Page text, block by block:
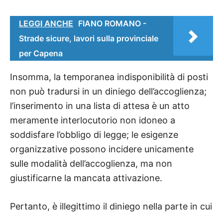
LEGGI ANCHE FIANO ROMANO -
Strade sicure, lavori sulla provinciale
per Capena
Insomma, la temporanea indisponibilità di posti
non può tradursi in un diniego dell’accoglienza;
l’inserimento in una lista di attesa è un atto
meramente interlocutorio non idoneo a
soddisfare l’obbligo di legge; le esigenze
organizzative possono incidere unicamente
sulle modalità dell’accoglienza, ma non
giustificarne la mancata attivazione.
Pertanto, è illegittimo il diniego nella parte in cui